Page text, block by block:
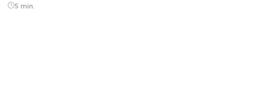
5 min.